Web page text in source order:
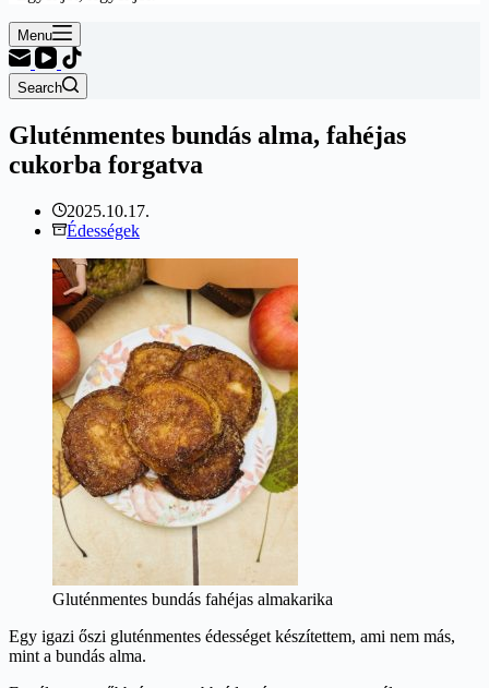
Menu
Search
Gluténmentes bundás alma, fahéjas
cukorba forgatva
2025.10.17.
Édességek
Gluténmentes bundás fahéjas almakarika
Egy igazi őszi gluténmentes édességet készítettem, ami nem más,
mint a bundás alma.